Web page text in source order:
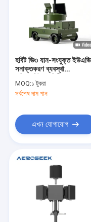
হবিট ভি৩ যান-সংযুক্ত ইউএভি
সনাক্তকরণ ব্যবস্থা
মেগাহার্জ-৬ গিগাহার্জ
MOQ:১ টুকরা
সর্বশেষ দাম পান
এখন যোগাযোগ